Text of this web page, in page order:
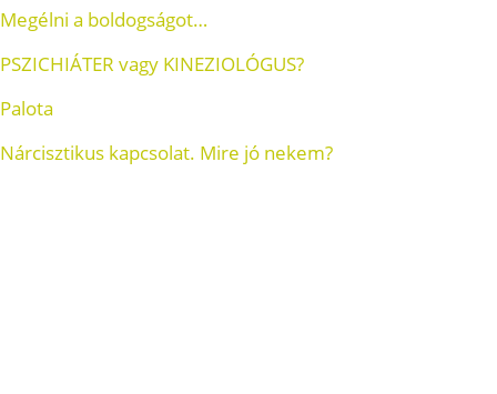
Megélni a boldogságot…
PSZICHIÁTER vagy KINEZIOLÓGUS?
Palota
Nárcisztikus kapcsolat. Mire jó nekem?